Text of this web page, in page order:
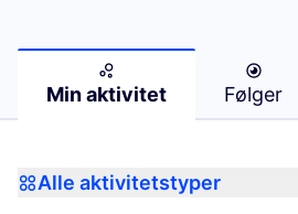
Min aktivitet Følger
Alle aktivitetstyper